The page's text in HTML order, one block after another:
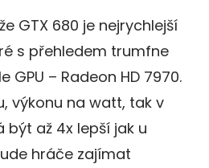
GTX 680 je nejrychlejší
s přehledem trumfne
GPU – Radeon HD 7970.
výkonu na watt, tak v
být až 4x lepší jak u
hráče zajímat